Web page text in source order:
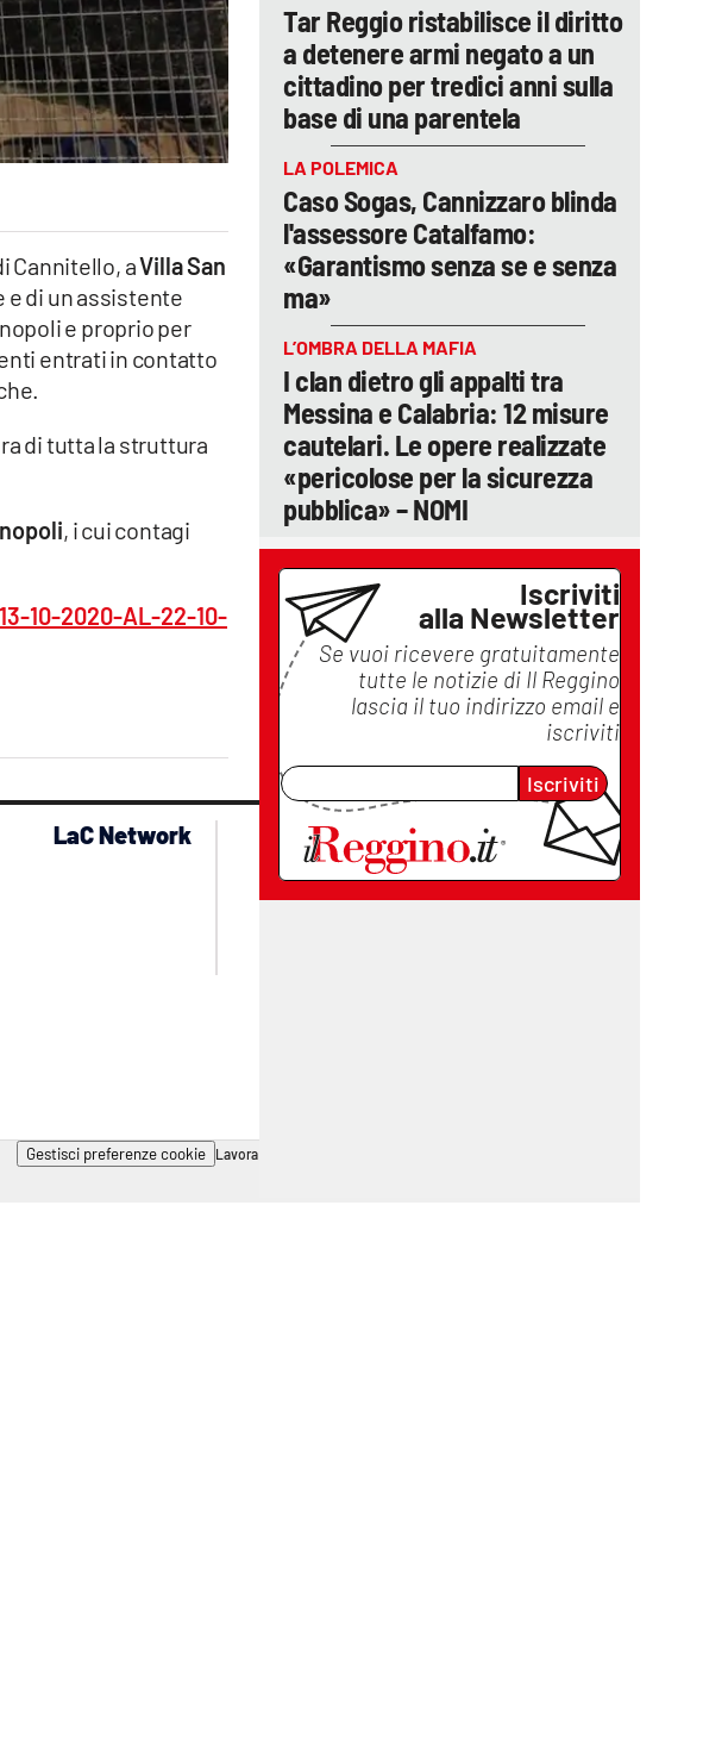
Cannitello, aVilla San
di un assistente
e proprio per
entrati in contatto
di tutta la struttura
, i cui contagi
13-10-2020-AL-22-10-
Tar Reggio ristabilisce il diritto
a detenere armi negato a un
cittadino per tredici anni sulla
base di una parentela
LA POLEMICA
Caso Sogas, Cannizzaro blinda
l'assessore Catalfamo:
«Garantismo senza se e senza
ma»
L’OMBRA DELLA MAFIA
I clan dietro gli appalti tra
Messina e Calabria: 12 misure
cautelari. Le opere realizzate
«pericolose per la sicurezza
pubblica» – NOMI
Iscriviti
alla Newsletter
Se vuoi ricevere gratuitamente
tutte le notizie di Il Reggino
lascia il tuo indirizzo email e
iscriviti
Iscriviti
LaC Network
lacplay.it
lactv.it
laconair.it
lacitymag.it
lacapitalenews.it
cosenzachannel.it
Gestisci preferenze cookie Lavora con noi